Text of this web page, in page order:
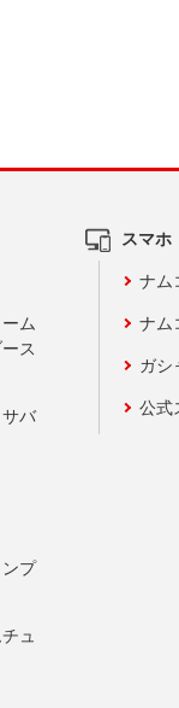
ム
ス
バ
プ
ュ
スマホ
ナム
ナム
ガシ
公式